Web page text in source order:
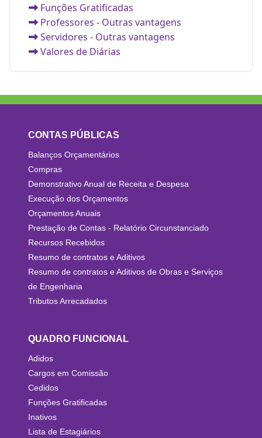
Funções Gratificadas
Professores - Outras vantagens
Servidores - Outras vantagens
Valores de Diárias
CONTAS PÚBLICAS
Balanços Orçamentários
Compras
Demonstrativo Anual de Receita e Despesa
Execução dos Orçamentos
Orçamentos Anuais
Prestação de Contas - Relatório Circunstanciado
Recursos Recebidos
Resumo de contratos e Aditivos
Resumo de contratos e Aditivos de Obras e Serviços
de Engenharia
Tributos Arrecadados
QUADRO FUNCIONAL
Adidos
Cargos em Comissão
Cedidos
Funções Gratificadas
Inativos
Lista de Estagiários